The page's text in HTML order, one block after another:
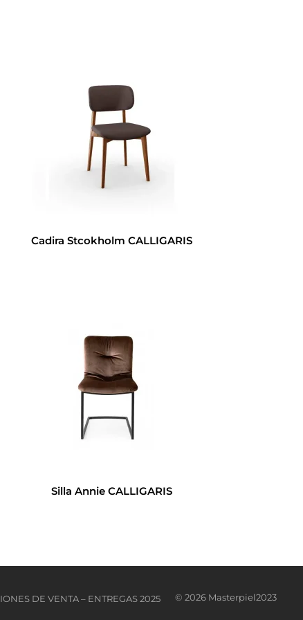
Cadira Stcokholm CALLIGARIS
Silla Annie CALLIGARIS
DE VENTA – ENTREGAS 2025 © 2026 Masterpiel2023